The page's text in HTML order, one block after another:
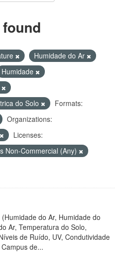
Humidade do Ar
Humidade
do Solo
Formats:
Organizations:
Licenses:
Non-Commercial (Any)
do Ar, Humidade do
Ar, Temperatura do Solo,
de Ruído, UV, Condutividade
de...